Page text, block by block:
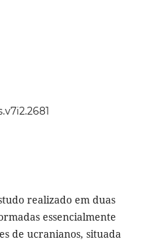
realizado em duas
essencialmente
de ucranianos, situada